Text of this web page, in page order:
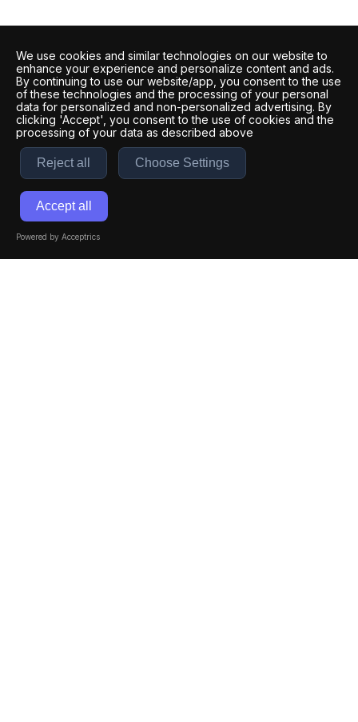
We use cookies and similar technologies on our website to
enhance your experience and personalize content and ads.
By continuing to use our website/app, you consent to the use
of these technologies and the processing of your personal
data for personalized and non-personalized advertising. By
clicking 'Accept', you consent to the use of cookies and the
processing of your data as described above
Reject all Choose Settings
Accept all
Powered by Acceptrics